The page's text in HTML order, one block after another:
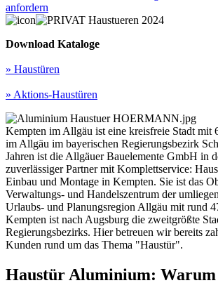
anfordern
Download Kataloge
» Haustüren
» Aktions-Haustüren
Kempten im Allgäu ist eine kreisfreie Stadt mit
im Allgäu im bayerischen Regierungsbezirk
Jahren ist die Allgäuer Bauelemente GmbH in
zuverlässiger Partner mit Komplettservice:
Einbau und Montage in Kempten. Sie ist das
Verwaltungs- und Handelszentrum der
Urlaubs- und Planungsregion Allgäu mit rund
Kempten ist nach Augsburg die zweitgrößte
Regierungsbezirks. Hier betreuen wir bereits
Kunden rund um das Thema "Haustür".
Haustür Aluminium: